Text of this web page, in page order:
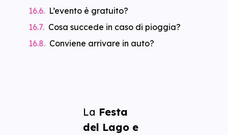
L’evento è gratuito?
Cosa succede in caso di pioggia?
Conviene arrivare in auto?
La Festa
del Lago e